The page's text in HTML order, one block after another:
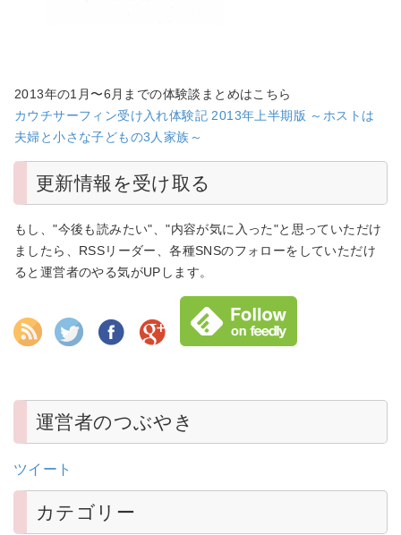
2013年の1月〜6月までの体験談まとめはこちら
カウチサーフィン受け入れ体験記 2013年上半期版 ～ホストは
夫婦と小さな子どもの3人家族～
更新情報を受け取る
もし、"今後も読みたい"、"内容が気に入った"と思っていただけ
ましたら、RSSリーダー、各種SNSのフォローをしていただけ
ると運営者のやる気がUPします。
運営者のつぶやき
ツイート
カテゴリー